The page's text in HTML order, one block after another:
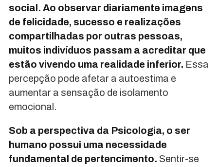
social. Ao observar diariamente imagens
de felicidade, sucesso e realizações
compartilhadas por outras pessoas,
muitos indivíduos passam a acreditar que
estão vivendo uma realidade inferior. Essa
percepção pode afetar a autoestima e
aumentar a sensação de isolamento
emocional.
Sob a perspectiva da Psicologia, o ser
humano possui uma necessidade
fundamental de pertencimento. Sentir-se